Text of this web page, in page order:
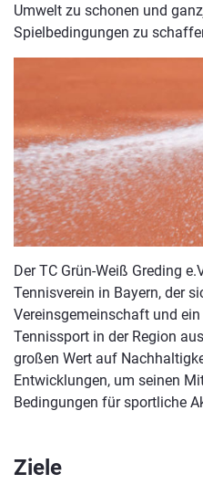
Umwelt zu schonen und
Spielbedingungen zu
Der TC Grün-Weiß Greding
Tennisverein in Bayern, der
Vereinsgemeinschaft und
Tennissport in der Region
großen Wert auf
Entwicklungen, um seinen
Bedingungen für sportliche
Ziele